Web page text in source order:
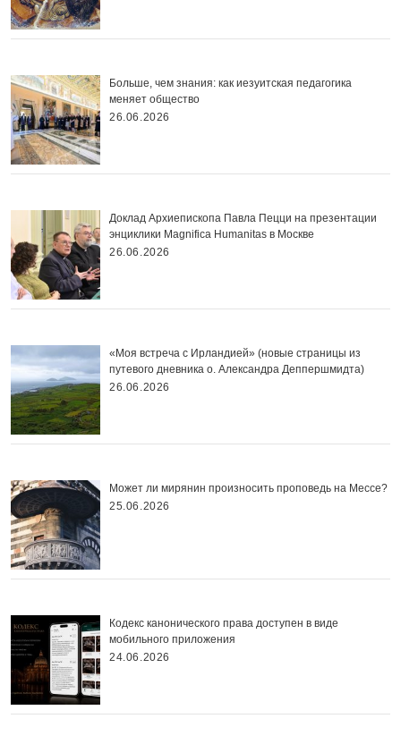
Больше, чем знания: как иезуитская педагогика
меняет общество
26.06.2026
Доклад Архиепископа Павла Пецци на презентации
энциклики Magnifica Нumanitas в Москве
26.06.2026
«Моя встреча с Ирландией» (новые страницы из
путевого дневника о. Александра Деппершмидта)
26.06.2026
Может ли мирянин произносить проповедь на Мессе?
25.06.2026
Кодекс канонического права доступен в виде
мобильного приложения
24.06.2026